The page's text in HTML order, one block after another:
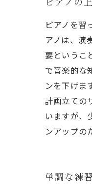
ピアノを習
アノは、演
要というこ
で音楽的な
ンを下げま
計画立ての
いますが、
ンアップの
単調な練